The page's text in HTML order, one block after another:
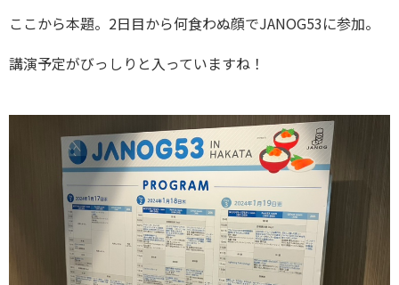
ここから本題。2日目から何食わぬ顔でJANOG53に参加。
講演予定がびっしりと入っていますね！